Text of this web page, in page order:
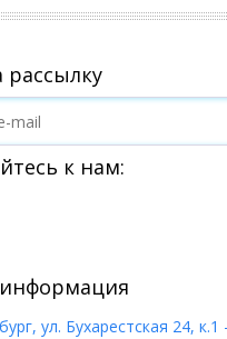
рассылку
к нам:
ул. Бухарестская 24,